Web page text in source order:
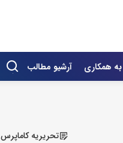
همکاری آرشیو مطالب
تحریریه کاماپرس